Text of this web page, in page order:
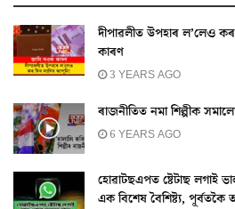
দীপাৱলীত উপহাৰ ল’লেও
কাৰণ
3 YEARS AGO
ৰাজনীতিত নমা শিল্পীক
6 YEARS AGO
হোৱাটছএপত ষ্টেটাছ লগাই
এক বিশেষ বৈশিষ্ট্য,